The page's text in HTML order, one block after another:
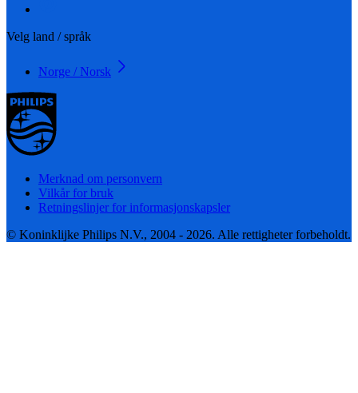
Velg land / språk
Norge / Norsk
Merknad om personvern
Vilkår for bruk
Retningslinjer for informasjonskapsler
© Koninklijke Philips N.V., 2004 - 2026. Alle rettigheter forbeholdt.